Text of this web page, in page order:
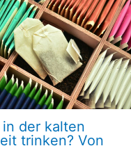
in der kalten
trinken? Von